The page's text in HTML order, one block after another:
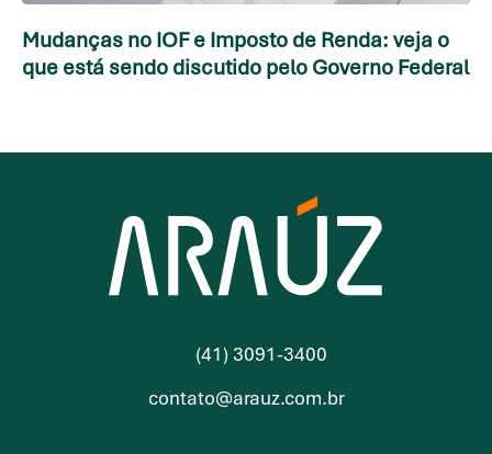
Mudanças no IOF e Imposto de Renda: veja o
que está sendo discutido pelo Governo Federal
(41) 3091-3400
contato@arauz.com.br